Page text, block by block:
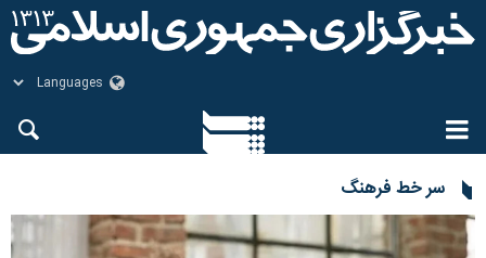
سر خط فرهنگ